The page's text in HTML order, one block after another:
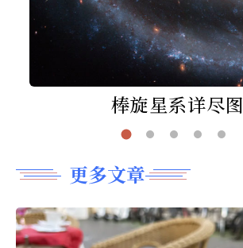
棒旋星系详尽图
更多文章